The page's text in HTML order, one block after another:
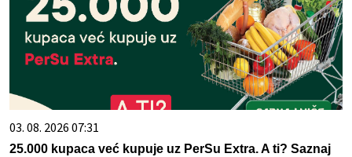
03. 08. 2026 07:31
25.000 kupaca već kupuje uz PerSu Extra. A ti? Saznaj